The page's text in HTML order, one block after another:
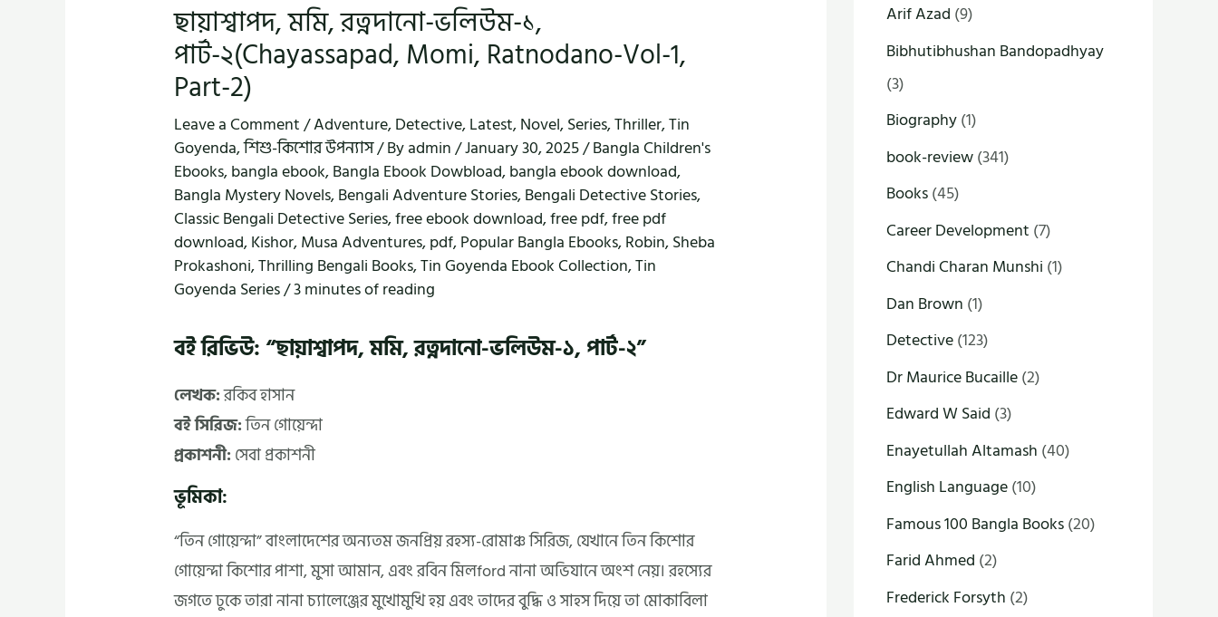
ছায়াশ্বাপদ, মমি, রত্নদানো-ভলিউম-১,
পার্ট-২(Chayassapad, Momi, Ratnodano-Vol-1,
Part-2)
Leave a Comment/Adventure,Detective,Latest,Novel,Series,Thriller,Tin
Goyenda,শিশু-কিশোর উপন্যাস/ Byadmin/January 30, 2025/Bangla Children's
Ebooks,bangla ebook,Bangla Ebook Dowbload,bangla ebook download,
Bangla Mystery Novels,Bengali Adventure Stories,Bengali Detective Stories,
Classic Bengali Detective Series,free ebook download,free pdf,free pdf
download,Kishor,Musa Adventures,pdf,Popular Bangla Ebooks,Robin,Sheba
Prokashoni,Thrilling Bengali Books,Tin Goyenda Ebook Collection,Tin
Goyenda Series/3 minutes of reading
বই রিভিউ: “ছায়াশ্বাপদ, মমি, রত্নদানো-ভলিউম-১, পার্ট-২”
লেখক:রকিব হাসান
বই সিরিজ:তিন গোয়েন্দা
প্রকাশনী: সেবা প্রকাশনী
ভূমিকা:
“তিন গোয়েন্দা” বাংলাদেশের অন্যতম জনপ্রিয় রহস্য-রোমাঞ্চ সিরিজ, যেখানে তিন কিশোর
গোয়েন্দা কিশোর পাশা, মুসা আমান, এবং রবিন মিলford নানা অভিযানে অংশ নেয়। রহস্যের
জগতে ঢুকে তারা নানা চ্যালেঞ্জের মুখোমুখি হয় এবং তাদের বুদ্ধি ও সাহস দিয়ে তা মোকাবিলা
Arif Azad (9)
Bibhutibhushan Bandopadhyay
(3)
Biography(1)
book-review(341)
Books(45)
Career Development (7)
Chandi Charan Munshi (1)
Dan Brown (1)
Detective(123)
Dr Maurice Bucaille(2)
Edward W Said (3)
Enayetullah Altamash (40)
English Language(10)
Famous 100 Bangla Books(20)
Farid Ahmed (2)
Frederick Forsyth (2)